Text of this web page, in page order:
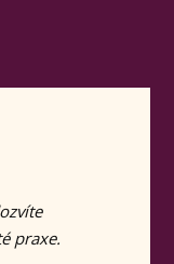
praxe.